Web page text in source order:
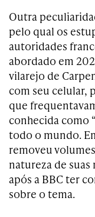
Outra
pelo qual os
autoridades
abordado em
vilarejo de
com seu celular,
que
conhecida como
todo o mundo.
removeu
natureza de suas
após a BBC ter
sobre o tema.